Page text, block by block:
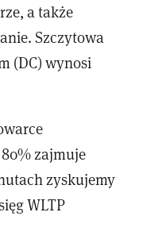
a także
Szczytowa
(DC) wynosi
zajmuje
zyskujemy
WLTP